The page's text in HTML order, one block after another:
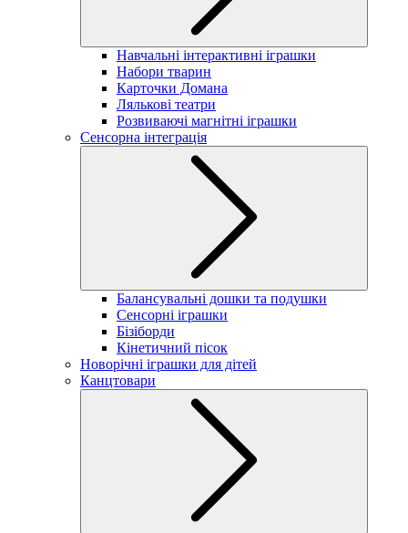
Навчальні інтерактивні іграшки
Набори тварин
Карточки Домана
Лялькові театри
Розвиваючі магнітні іграшки
Сенсорна інтеграція
Балансувальні дошки та подушки
Сенсорні іграшки
Бізіборди
Кінетичний пісок
Новорічні іграшки для дітей
Канцтовари